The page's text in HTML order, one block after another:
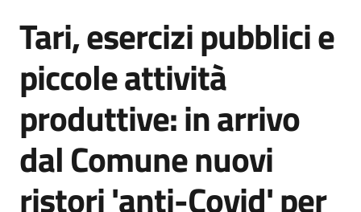
Novità
Menu selezionato
Vivere
Reggio
Emilia
Salta al contenuto
Tari, esercizi pubblici e
piccole attività
produttive: in arrivo
dal Comune nuovi
ristori 'anti-Covid' per